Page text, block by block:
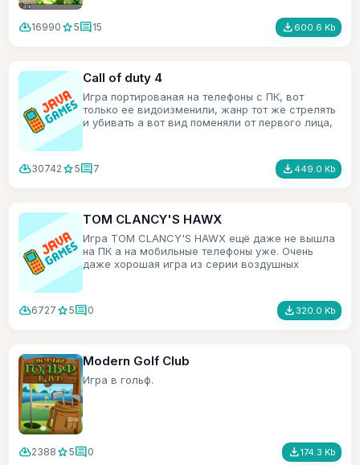
cloud_download16990 star5comment15 file_download 600.6 Kb
Call of duty 4
Игра портированая на телефоны с ПК, вот
только ее видоизменили, жанр тот же стрелять
и убивать а вот вид поменяли от первого лица,
cloud_download30742 star5comment7 file_download 449.0 Kb
TOM CLANCY'S HAWX
Игра TOM CLANCY'S HAWX ещё даже не вышла
на ПК а на мобильные телефоны уже. Очень
даже хорошая игра из серии воздушных
cloud_download6727 star5comment0 file_download 320.0 Kb
Modern Golf Club
Игра в гольф.
cloud_download2388 star5comment0 file_download174.3 Kb